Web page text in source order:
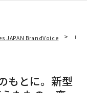
JAPAN BrandVoice 「
もとに。新型